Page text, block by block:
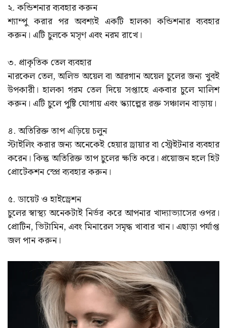
২. কন্ডিশনার ব্যবহার করুন
শ্যাম্পু করার পর অবশ্যই একটি হালকা কন্ডিশনার ব্যবহার
করুন। এটি চুলকে মসৃণ এবং নরম রাখে।
৩. প্রাকৃতিক তেল ব্যবহার
নারকেল তেল, অলিভ অয়েল বা আরগান অয়েল চুলের জন্য খুবই
উপকারী। হালকা গরম তেল দিয়ে সপ্তাহে একবার চুলে মালিশ
করুন। এটি চুলে পুষ্টি যোগায় এবং স্ক্যাল্পের রক্ত সঞ্চালন বাড়ায়।
৪. অতিরিক্ত তাপ এড়িয়ে চলুন
স্টাইলিং করার জন্য অনেকেই হেয়ার ড্রায়ার বা স্ট্রেইটনার ব্যবহার
করেন। কিন্তু অতিরিক্ত তাপ চুলের ক্ষতি করে। প্রয়োজন হলে হিট
প্রোটেকশন স্প্রে ব্যবহার করুন।
৫. ডায়েট ও হাইড্রেশন
চুলের স্বাস্থ্য অনেকটাই নির্ভর করে আপনার খাদ্যাভ্যাসের ওপর।
প্রোটিন, ভিটামিন, এবং মিনারেল সমৃদ্ধ খাবার খান। এছাড়া পর্যাপ্ত
জল পান করুন।